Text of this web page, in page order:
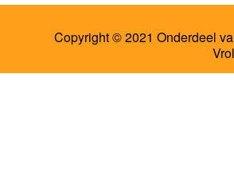
Copyright © 2021 Onderdeel